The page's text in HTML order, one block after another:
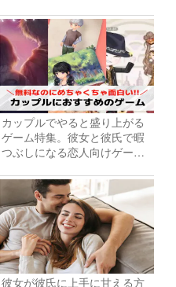
カップルでやると盛り上がる
ゲーム特集。彼女と彼氏で暇
つぶしになる恋人向けゲーム
彼女が彼氏に上手に甘える方